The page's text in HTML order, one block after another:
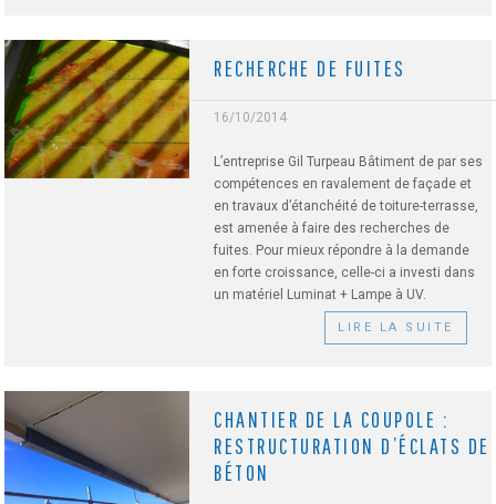
RECHERCHE DE FUITES
16/10/2014
L’entreprise Gil Turpeau Bâtiment de par ses
compétences en ravalement de façade et
en travaux d’étanchéité de toiture-terrasse,
est amenée à faire des recherches de
fuites. Pour mieux répondre à la demande
en forte croissance, celle-ci a investi dans
un matériel Luminat + Lampe à UV.
LIRE LA SUITE
CHANTIER DE LA COUPOLE :
RESTRUCTURATION D’ÉCLATS DE
BÉTON